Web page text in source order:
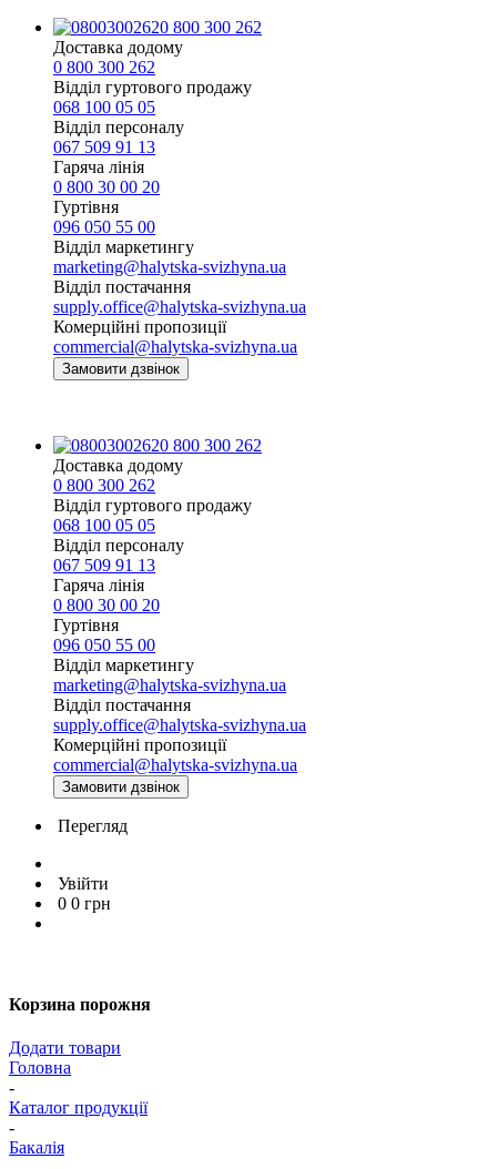
0 800 300 262
Доставка додому
0 800 300 262
Відділ гуртового продажу
068 100 05 05​
Відділ персоналу
067 509 91 13
Гаряча лінія
0 800 30 00 20
Гуртівня
096 050 55 00
Відділ маркетингу
marketing@halytska-svizhyna.ua
Відділ постачання
supply.office@halytska-svizhyna.ua
Комерційні пропозиції
commercial@halytska-svizhyna.ua
Замовити дзвінок
0 800 300 262
Доставка додому
0 800 300 262
Відділ гуртового продажу
068 100 05 05​
Відділ персоналу
067 509 91 13
Гаряча лінія
0 800 30 00 20
Гуртівня
096 050 55 00
Відділ маркетингу
marketing@halytska-svizhyna.ua
Відділ постачання
supply.office@halytska-svizhyna.ua
Комерційні пропозиції
commercial@halytska-svizhyna.ua
Замовити дзвінок
Перегляд
Увійти
0 0 грн
Корзина порожня
Додати товари
Головна
-
Каталог продукції
-
Бакалія